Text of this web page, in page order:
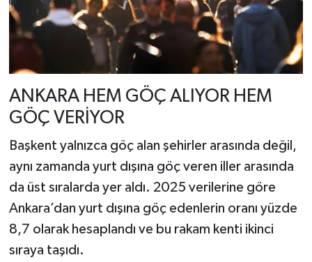
ANKARA HEM GÖÇ ALIYOR HEM
GÖÇ VERİYOR
Başkent yalnızca göç alan şehirler arasında değil,
aynı zamanda yurt dışına göç veren iller arasında
da üst sıralarda yer aldı. 2025 verilerine göre
Ankara’dan yurt dışına göç edenlerin oranı yüzde
8,7 olarak hesaplandı ve bu rakam kenti ikinci
sıraya taşıdı.